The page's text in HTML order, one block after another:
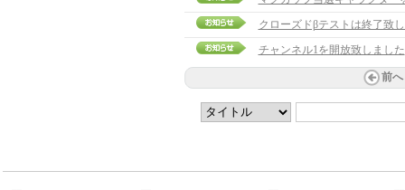
クローズドβテストは終了致
チャンネル1を開放致しました
前へ